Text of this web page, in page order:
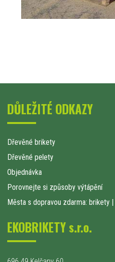
DŮLEŽITÉ ODKAZY
Dřevěné brikety
Dřevěné pelety
Objednávka
Porovnejte si způsoby výtápění
Města s dopravou zdarma: brikety |
EKOBRIKETY s.r.o.